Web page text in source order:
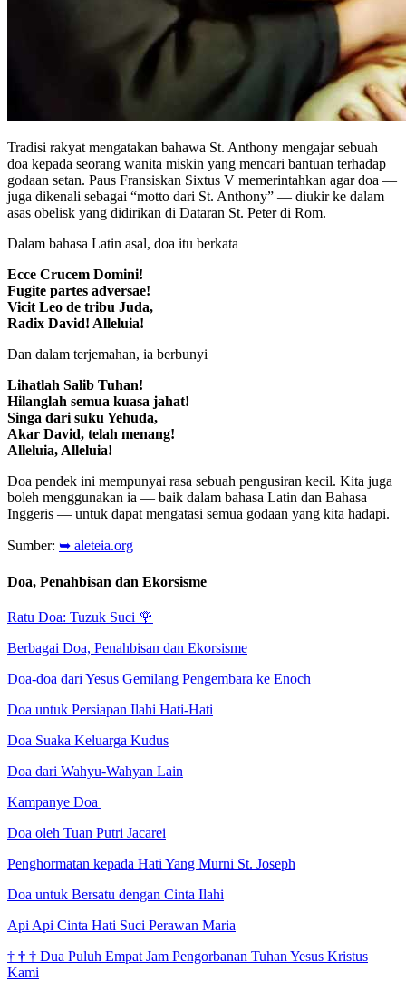
Tradisi rakyat mengatakan bahawa St. Anthony mengajar sebuah
doa kepada seorang wanita miskin yang mencari bantuan terhadap
godaan setan. Paus Fransiskan Sixtus V memerintahkan agar doa —
juga dikenali sebagai “motto dari St. Anthony” — diukir ke dalam
asas obelisk yang didirikan di Dataran St. Peter di Rom.
Dalam bahasa Latin asal, doa itu berkata
Ecce Crucem Domini!
Fugite partes adversae!
Vicit Leo de tribu Juda,
Radix David! Alleluia!
Dan dalam terjemahan, ia berbunyi
Lihatlah Salib Tuhan!
Hilanglah semua kuasa jahat!
Singa dari suku Yehuda,
Akar David, telah menang!
Alleluia, Alleluia!
Doa pendek ini mempunyai rasa sebuah pengusiran kecil. Kita juga
boleh menggunakan ia — baik dalam bahasa Latin dan Bahasa
Inggeris — untuk dapat mengatasi semua godaan yang kita hadapi.
Sumber: ➥ aleteia.org
Doa, Penahbisan dan Ekorsisme
Ratu Doa: Tuzuk Suci 🌹
Berbagai Doa, Penahbisan dan Ekorsisme
Doa-doa dari Yesus Gemilang Pengembara ke Enoch
Doa untuk Persiapan Ilahi Hati-Hati
Doa Suaka Keluarga Kudus
Doa dari Wahyu-Wahyan Lain
Kampanye Doa
Doa oleh Tuan Putri Jacarei
Penghormatan kepada Hati Yang Murni St. Joseph
Doa untuk Bersatu dengan Cinta Ilahi
Api Api Cinta Hati Suci Perawan Maria
† † † Dua Puluh Empat Jam Pengorbanan Tuhan Yesus Kristus
Kami